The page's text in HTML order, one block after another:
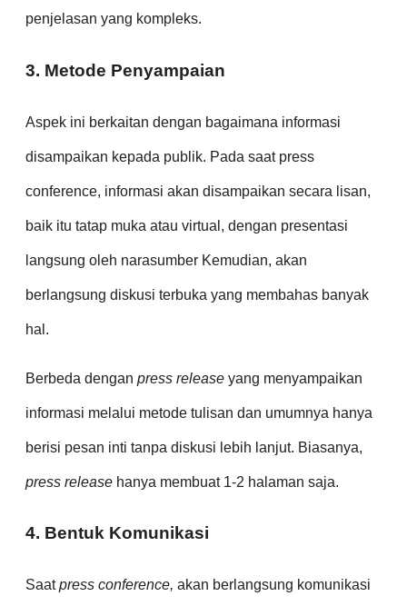
penjelasan yang kompleks.
3. Metode Penyampaian
Aspek ini berkaitan dengan bagaimana informasi
disampaikan kepada publik. Pada saat press
conference, informasi akan disampaikan secara lisan,
baik itu tatap muka atau virtual, dengan presentasi
langsung oleh narasumber Kemudian, akan
berlangsung diskusi terbuka yang membahas banyak
hal.
Berbeda dengan press release yang menyampaikan
informasi melalui metode tulisan dan umumnya hanya
berisi pesan inti tanpa diskusi lebih lanjut. Biasanya,
press release hanya membuat 1-2 halaman saja.
4. Bentuk Komunikasi
Saatpress conference, akan berlangsung komunikasi